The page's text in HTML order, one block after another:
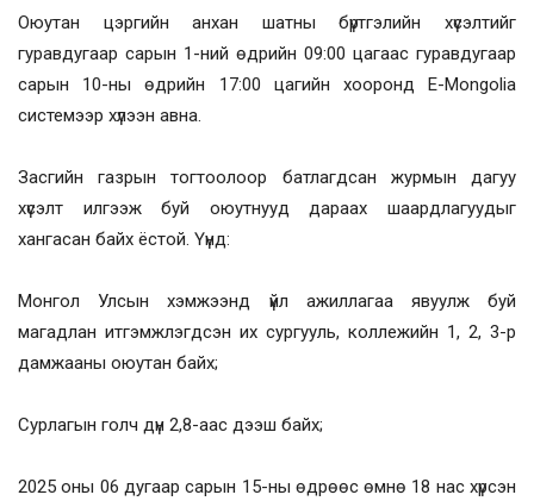
Оюутан цэргийн анхан шатны бүртгэлийн хүсэлтийг
гуравдугаар сарын 1-ний өдрийн 09:00 цагаас гуравдугаар
сарын 10-ны өдрийн 17:00 цагийн хооронд E-Mongolia
системээр хүлээн авна.
Засгийн газрын тогтоолоор батлагдсан журмын дагуу
хүсэлт илгээж буй оюутнууд дараах шаардлагуудыг
хангасан байх ёстой. Үүнд:
Монгол Улсын хэмжээнд үйл ажиллагаа явуулж буй
магадлан итгэмжлэгдсэн их сургууль, коллежийн 1, 2, 3-р
дамжааны оюутан байх;
Сурлагын голч дүн 2,8-аас дээш байх;
2025 оны 06 дугаар сарын 15-ны өдрөөс өмнө 18 нас хүрсэн